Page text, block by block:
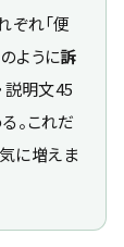
ぞれ「便
ように訴
説明文45
。これだ
に増えま